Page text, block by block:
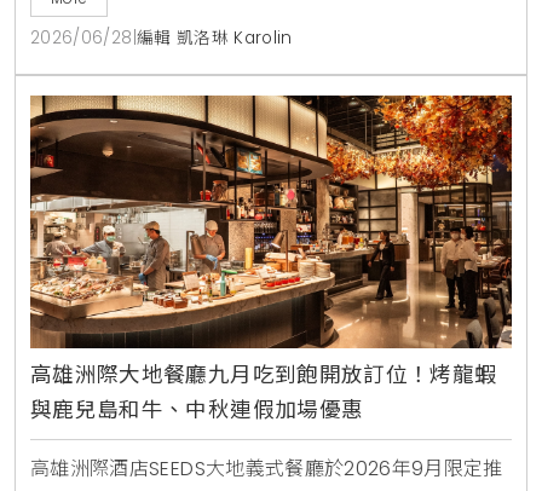
2026/06/28 編輯 凱洛琳 Karolin
高雄洲際大地餐廳九月吃到飽開放訂位！烤龍蝦
與鹿兒島和牛、中秋連假加場優惠
高雄洲際酒店SEEDS大地義式餐廳於2026年9月限定推